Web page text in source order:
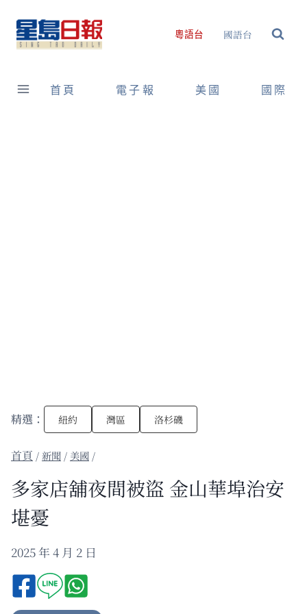
content
粵語台 國語台
首頁 電子報 美國 國際
精選： 紐約 灣區 洛杉磯
/新聞 / 美國 /
多家店舖夜間被盜 金山華埠治安
堪憂
2025 年 4 月 2 日